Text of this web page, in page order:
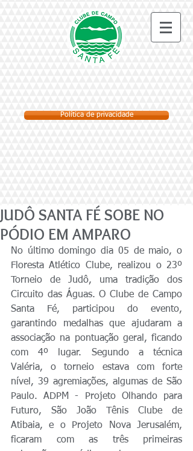
Política de privacidade
JUDÔ SANTA FÉ SOBE NO
PÓDIO EM AMPARO
No último domingo dia 05 de maio, o
Floresta Atlético Clube, realizou o 23º
Torneio de Judô, uma tradição dos
Circuito das Águas. O Clube de Campo
Santa Fé, participou do evento,
garantindo medalhas que ajudaram a
associação na pontuação geral, ficando
com 4º lugar. Segundo a técnica
Valéria, o torneio estava com forte
nível, 39 agremiações, algumas de São
Paulo. ADPM - Projeto Olhando para
Futuro, São João Tênis Clube de
Atibaia, e o Projeto Nova Jerusalém,
ficaram com as três primeiras